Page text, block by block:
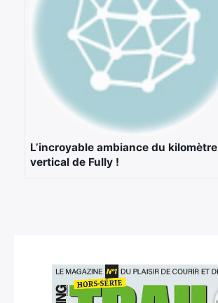
L’incroyable ambiance du kilomètre
vertical de Fully !
Rechercher